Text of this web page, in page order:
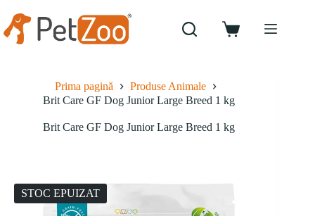
conținut
Coș
Prima pagină
Produse Animale
Brit Care GF Dog Junior Large Breed 1 kg
Brit Care GF Dog Junior Large Breed 1 kg
STOC EPUIZAT